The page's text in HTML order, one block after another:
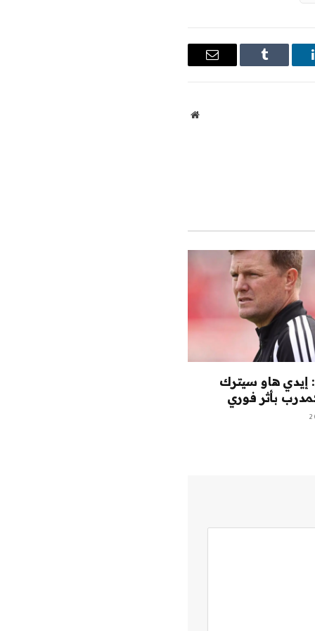
Tumblr
البريد
موقع
إيدي هاو سيترك
بأثر فوري